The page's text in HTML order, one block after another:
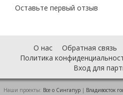
Оставьте первый отзыв
О нас Обратная связь
Политика
Вход для
Наши проекты: Все о Cингапур | Владивосток